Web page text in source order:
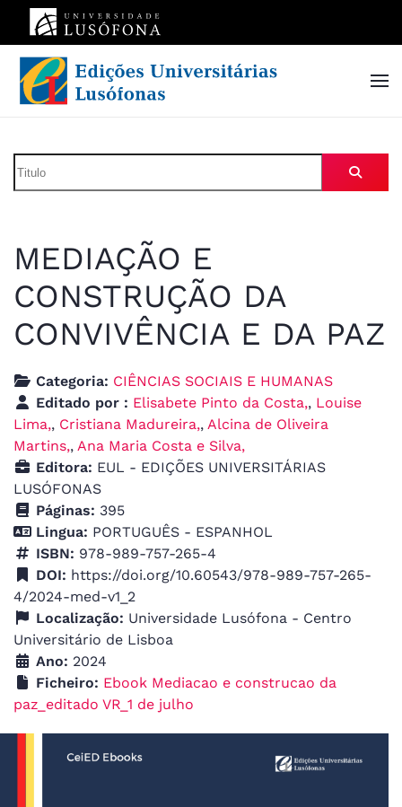
Skip to main content
MEDIAÇÃO E
CONSTRUÇÃO DA
CONVIVÊNCIA E DA PAZ
Categoria: CIÊNCIAS SOCIAIS E HUMANAS
Editado por : Elisabete Pinto da Costa,, Louise
Lima,, Cristiana Madureira,, Alcina de Oliveira
Martins,, Ana Maria Costa e Silva,
Editora: EUL - EDIÇÕES UNIVERSITÁRIAS
LUSÓFONAS
Páginas: 395
Lingua: PORTUGUÊS - ESPANHOL
ISBN: 978-989-757-265-4
DOI: https://doi.org/10.60543/978-989-757-265-
4/2024-med-v1_2
Localização: Universidade Lusófona - Centro
Universitário de Lisboa
Ano: 2024
Ficheiro: Ebook Mediacao e construcao da
paz_editado VR_1 de julho